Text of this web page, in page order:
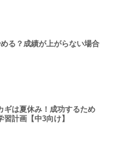
る？成績が上がらない場合
ギは夏休み！成功するため
計画【中3向け】